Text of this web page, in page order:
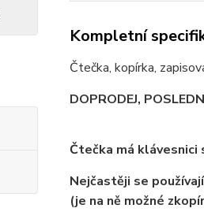
Kompletní
Čtečka, kopírka,
DOPRODEJ,
Čtečka má klávesnici
Nejčastěji se
(je na ně možné